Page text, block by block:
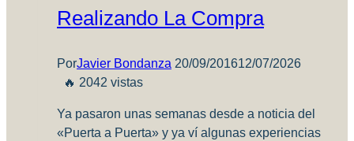
Realizando La Compra
PorJavier Bondanza 20/09/201612/07/2026
🔥 2042 vistas
Ya pasaron unas semanas desde a noticia del
«Puerta a Puerta» y ya ví algunas experiencias